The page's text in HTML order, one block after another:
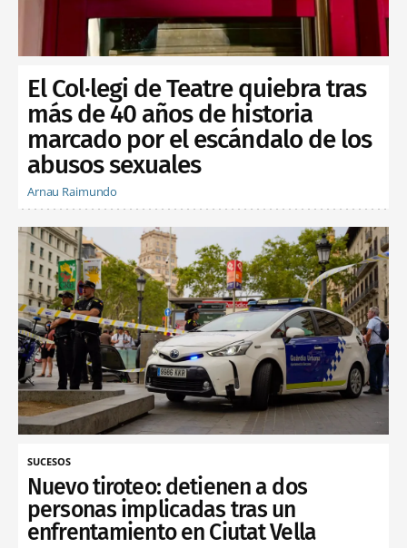
El Col·legi de Teatre quiebra tras
más de 40 años de historia
marcado por el escándalo de los
abusos sexuales
Arnau Raimundo
SUCESOS
Nuevo tiroteo: detienen a dos
personas implicadas tras un
enfrentamiento en Ciutat Vella